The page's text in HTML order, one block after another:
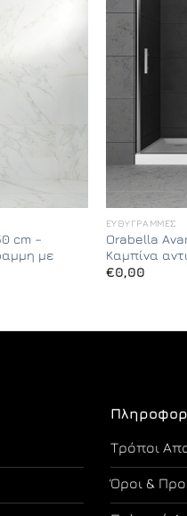
cm –
με
ΕΥΘΎΓΡΑΜΜΕΣ
Orabella
Καμπίνα
€0,00
Τρόποι
Όροι &